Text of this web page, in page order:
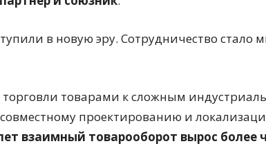
в новую эру. Сотрудничество стало
товарами к сложным
проектированию и
взаимный товарооборот вырос более